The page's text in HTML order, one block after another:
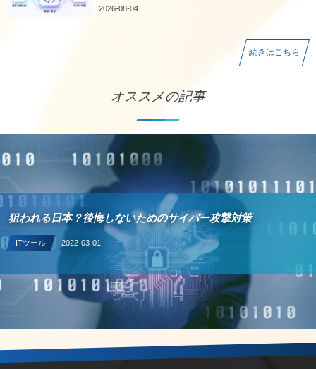
2026-08-04
続きはこちら
オススメの記事
狙われる日本？後悔しないためのサイバー攻撃対策
ITツール 2022-03-01